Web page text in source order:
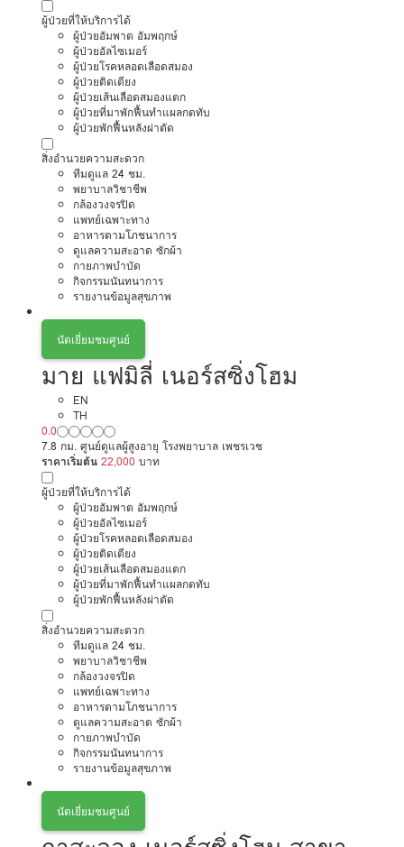
ผู้ป่วยที่ให้บริการได้
ผู้ป่วยอัมพาต อัมพฤกษ์
ผู้ป่วยอัลไซเมอร์
ผู้ป่วยโรคหลอดเลือดสมอง
ผู้ป่วยติดเตียง
ผู้ป่วยเส้นเลือดสมองแตก
ผู้ป่วยที่มาพักฟื้นทำแผลกดทับ
ผู้ป่วยพักฟื้นหลังผ่าตัด
สิ่งอำนวยความสะดวก
ทีมดูแล 24 ชม.
พยาบาลวิชาชีพ
กล้องวงจรปิด
แพทย์เฉพาะทาง
อาหารตามโภชนาการ
ดูแลความสะอาด ซักผ้า
กายภาพบำบัด
กิจกรรมนันทนาการ
รายงานข้อมูลสุขภาพ
นัดเยี่ยมชมศูนย์
มาย แฟมิลี่ เนอร์สซิ่งโฮม
EN
TH
0.0
7.8 กม. ศูนย์ดูแลผู้สูงอายุ โรงพยาบาล เพชรเวช
ราคาเริ่มต้น 22,000 บาท
ผู้ป่วยที่ให้บริการได้
ผู้ป่วยอัมพาต อัมพฤกษ์
ผู้ป่วยอัลไซเมอร์
ผู้ป่วยโรคหลอดเลือดสมอง
ผู้ป่วยติดเตียง
ผู้ป่วยเส้นเลือดสมองแตก
ผู้ป่วยที่มาพักฟื้นทำแผลกดทับ
ผู้ป่วยพักฟื้นหลังผ่าตัด
สิ่งอำนวยความสะดวก
ทีมดูแล 24 ชม.
พยาบาลวิชาชีพ
กล้องวงจรปิด
แพทย์เฉพาะทาง
อาหารตามโภชนาการ
ดูแลความสะอาด ซักผ้า
กายภาพบำบัด
กิจกรรมนันทนาการ
รายงานข้อมูลสุขภาพ
นัดเยี่ยมชมศูนย์